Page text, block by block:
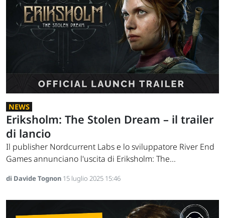
NEWS
Eriksholm: The Stolen Dream – il trailer
di lancio
Il publisher Nordcurrent Labs e lo sviluppatore River End
Games annunciano l'uscita di Eriksholm: The...
di Davide Tognon 15 luglio 2025 15:46